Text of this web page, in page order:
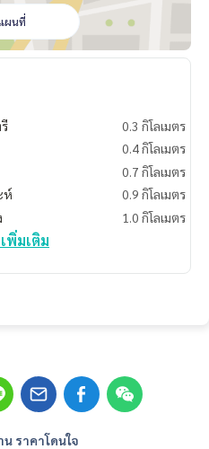
รศักดิ์
:
ผนที่
0.3 กิโลเมตร
0.4 กิโลเมตร
0.7 กิโลเมตร
ห์
0.9 กิโลเมตร
1.0 กิโลเมตร
พิ่มเติม
ราคาโดนใจ